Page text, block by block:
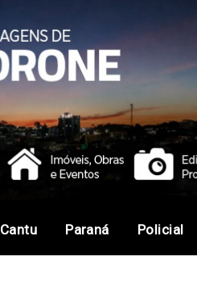
Cantu Paraná Policial